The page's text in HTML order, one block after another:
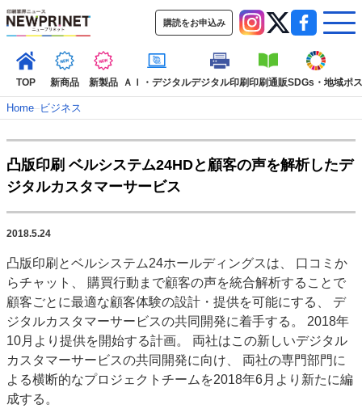
購読をお申込み
TOP 新商品 新製品 ＡＩ・デジタルデジタル印刷印刷通販SDGs・地域ポ
TOP
新着記事 特集記事
インタビュー
コレクション
SDGs・地域
ポストプレス ビジネス イベント 信用情報
業界
市場・統計
人事・移転・異動・訃報
特集記事カテゴリー一覧
2022 見える化・MIS特集
特集・デジタル印刷 アイデアで勝負！ ～多様なビジネス・多彩な商材～
JAPAN PACK 2023 特集
Home–ビジネス
凸版印刷 ベルシステム24HDと顧客の声を解析したデ
ジタルカスタマーサービス
2018.5.24
凸版印刷とベルシステム24ホールディングスは、 口コミか
らチャット、 購買行動まで顧客の声を統合解析することで
顧客ごとに最適な顧客体験の設計・提供を可能にする、 デ
ジタルカスタマーサービスの共同開発に着手する。 2018年
10月より提供を開始する計画。 両社はこの新しいデジタル
カスタマーサービスの共同開発に向け、 両社の専門部門に
よる横断的なプロジェクトチームを2018年6月より新たに編
成する。